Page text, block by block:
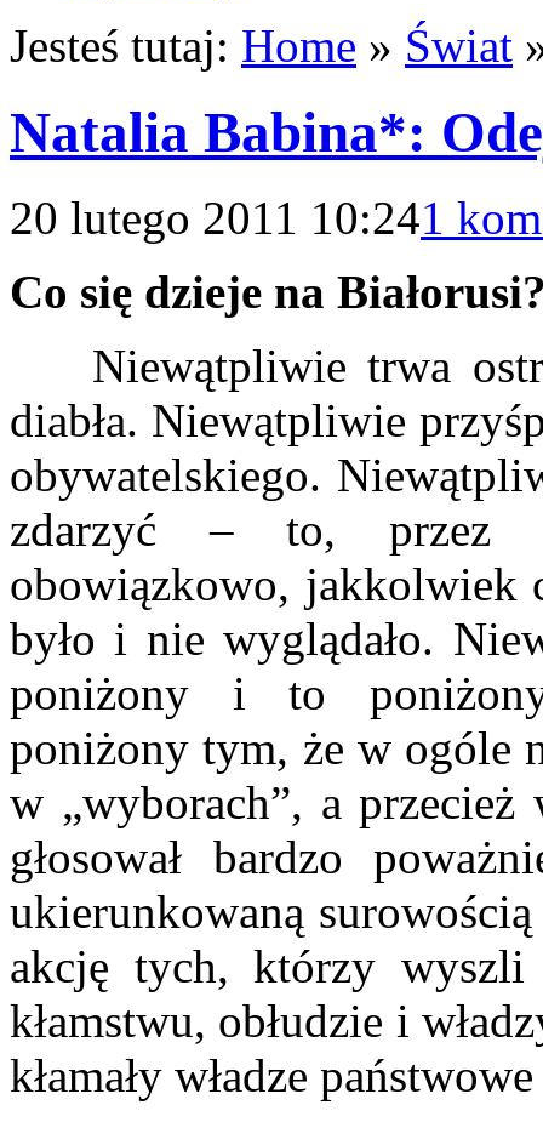
Jesteś tutaj: Home » Świat
Natalia Babina*:
20 lutego 2011 10:241
Co się dzieje na
Niewątpliwie trwa
diabła. Niewątpliwie
obywatelskiego.
zdarzyć – to, przez
obowiązkowo, jakkolwiek
było i nie wyglądało.
poniżony i to
poniżony tym, że w ogóle
w „wyborach”, a przecież
głosował bardzo
ukierunkowaną
akcję tych, którzy wyszli
kłamstwu, obłudzie i
kłamały władze